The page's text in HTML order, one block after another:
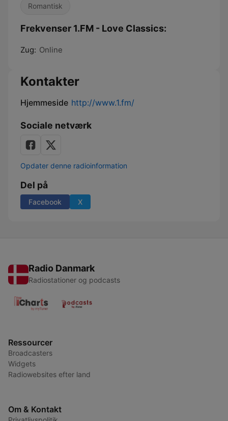
Romantisk
Frekvenser 1.FM - Love Classics:
Zug: Online
Kontakter
Hjemmeside http://www.1.fm/
Sociale netværk
Opdater denne radioinformation
Del på
Facebook X
Radio Danmark
Radiostationer og podcasts
Ressourcer
Broadcasters
Widgets
Radiowebsites efter land
Om & Kontakt